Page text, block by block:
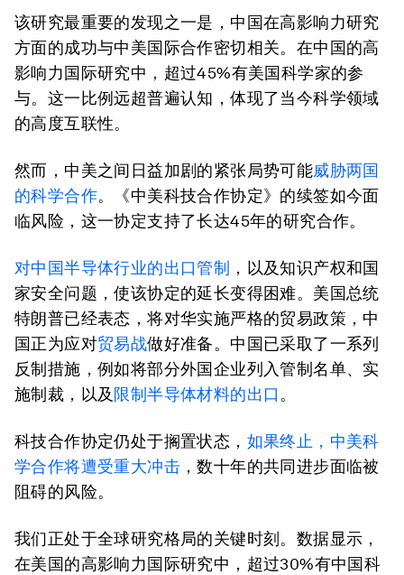
该研究最重要的发现之一是，中国在高影响力研究
方面的成功与中美国际合作密切相关。在中国的高
影响力国际研究中，超过45%有美国科学家的参
与。这一比例远超普遍认知，体现了当今科学领域
的高度互联性。
然而，中美之间日益加剧的紧张局势可能威胁两国
的科学合作。《中美科技合作协定》的续签如今面
临风险，这一协定支持了长达45年的研究合作。
对中国半导体行业的出口管制
，以及知识产权和国
家安全问题，使该协定的延长变得困难。美国总统
特朗普已经表态，将对华实施严格的贸易政策，中
国正为应对贸易战做好准备。中国已采取了一系列
反制措施，例如将部分外国企业列入管制名单、实
施制裁，以及限制半导体材料的出口 。
科技合作协定仍处于搁置状态， 如果终止，中美科
学合作将遭受重大冲击 ，数十年的共同进步面临被
阻碍的风险。
我们正处于全球研究格局的关键时刻。数据显示，
在美国的高影响力国际研究中，超过30%有中国科